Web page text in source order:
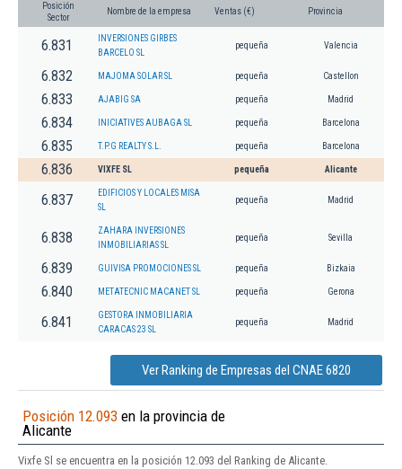
Posición
Sector
Nombre de la empresa Ventas (€) Provincia
6.831
INVERSIONES GIRBES
BARCELO SL
pequeña Valencia
6.832 MAJOMA SOLAR SL pequeña Castellon
6.833 AJABIG SA pequeña Madrid
6.834 INICIATIVES AUBAGA SL pequeña Barcelona
6.835 T.P.G REALTY S.L. pequeña Barcelona
6.836 VIXFE SL pequeña Alicante
6.837
EDIFICIOS Y LOCALES MISA
SL
pequeña Madrid
6.838
ZAHARA INVERSIONES
INMOBILIARIAS SL
pequeña Sevilla
6.839 GUIVISA PROMOCIONES SL pequeña Bizkaia
6.840 METATECNIC MACANET SL pequeña Gerona
6.841
GESTORA INMOBILIARIA
CARACAS 23 SL
pequeña Madrid
Ver Ranking de Empresas del CNAE 6820
Posición 12.093 en la provincia de
Alicante
Vixfe Sl se encuentra en la posición 12.093 del Ranking de Alicante.